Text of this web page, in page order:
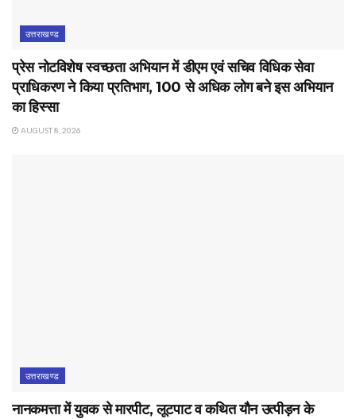
उत्तराखण्ड
प्रेस नोटविशेष स्वच्छता अभियान में डीएम एवं सचिव विधिक सेवा
प्राधिकरण ने किया प्रतिभाग, 100 से अधिक लोग बने इस अभियान
का हिस्सा
AUGUST 8, 2026
उत्तराखण्ड
नानकमत्ता में युवक से मारपीट, लूटपाट व कथित यौन उत्पीड़न के